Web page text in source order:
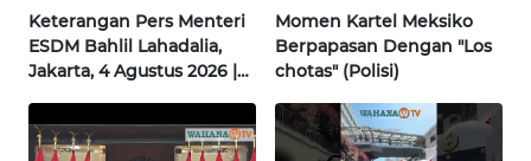
Keterangan Pers Menteri
ESDM Bahlil Lahadalia,
Jakarta, 4 Agustus 2026 |
Momen Kartel Meksiko
Berpapasan Dengan "Los
chotas" (Polisi)
TENTANG
KAMI
PEDOMAN
MEDIA